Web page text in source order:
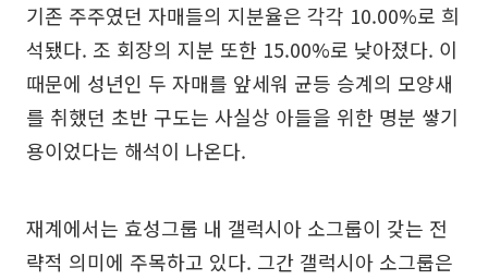
기존 주주였던 자매들의 지분율은 각각 10.00%로 희
석됐다. 조 회장의 지분 또한 15.00%로 낮아졌다. 이
때문에 성년인 두 자매를 앞세워 균등 승계의 모양새
를 취했던 초반 구도는 사실상 아들을 위한 명분 쌓기
용이었다는 해석이 나온다.
재계에서는 효성그룹 내 갤럭시아 소그룹이 갖는 전
략적 의미에 주목하고 있다. 그간 갤럭시아 소그룹은